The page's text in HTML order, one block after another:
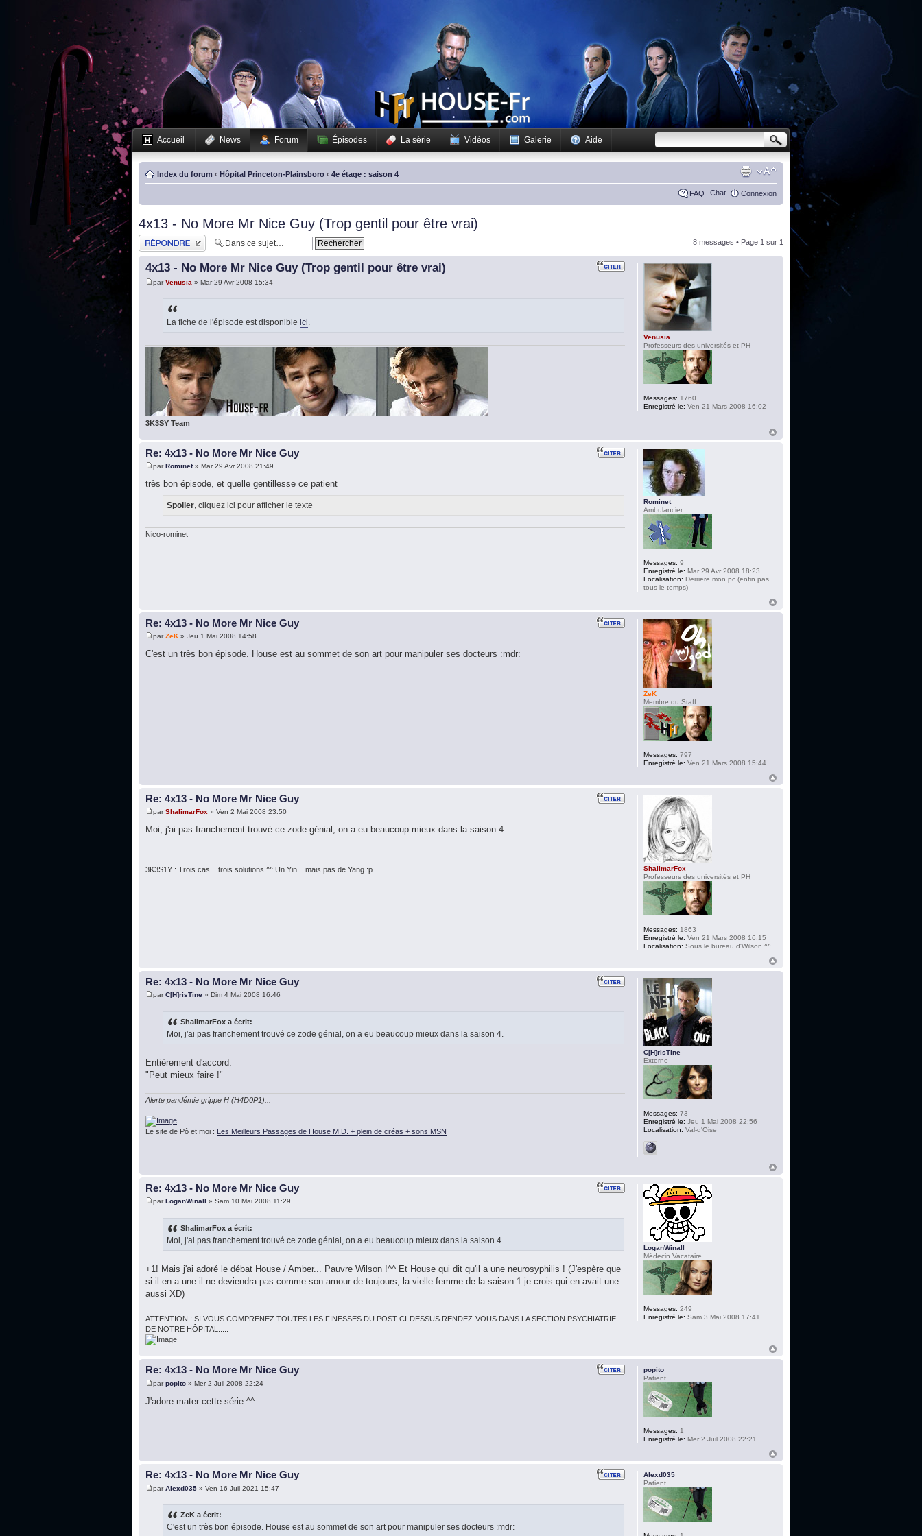
Accueil News Forum Épisodes La série Vidéos Galerie Aide
Index du forum ‹ Hôpital Princeton-Plainsboro ‹ 4e étage : saison 4
FAQ Chat Connexion
4x13 - No More Mr Nice Guy (Trop gentil pour être vrai)
Publier une réponse 8 messages • Page 1 sur 1
4x13 - No More Mr Nice Guy (Trop gentil pour être vrai)
parVenusia » Mar 29 Avr 2008 15:34
La fiche de l'épisode est disponible ici.
3K3SY Team
Venusia
Professeurs des universités et PH
Messages: 1760
Enregistré le: Ven 21 Mars 2008 16:02
Re: 4x13 - No More Mr Nice Guy
par Rominet» Mar 29 Avr 2008 21:49
très bon épisode, et quelle gentillesse ce patient
Spoiler , cliquez ici pour afficher le texte
Nico-rominet
Rominet
Ambulancier
Messages: 9
Enregistré le: Mar 29 Avr 2008 18:23
Localisation: Derriere mon pc (enfin pas
tous le temps)
Re: 4x13 - No More Mr Nice Guy
parZeK » Jeu 1 Mai 2008 14:58
C'est un très bon épisode. House est au sommet de son art pour manipuler ses docteurs :mdr:
ZeK
Membre du Staff
Messages: 797
Enregistré le: Ven 21 Mars 2008 15:44
Re: 4x13 - No More Mr Nice Guy
parShalimarFox » Ven 2 Mai 2008 23:50
Moi, j'ai pas franchement trouvé ce zode génial, on a eu beaucoup mieux dans la saison 4.
3K3S1Y : Trois cas... trois solutions ^^ Un Yin... mais pas de Yang :p
ShalimarFox
Professeurs des universités et PH
Messages: 1863
Enregistré le: Ven 21 Mars 2008 16:15
Localisation: Sous le bureau d'Wilson ^^
Re: 4x13 - No More Mr Nice Guy
parC[H]risTine » Dim 4 Mai 2008 16:46
ShalimarFox a écrit:
Moi, j'ai pas franchement trouvé ce zode génial, on a eu beaucoup mieux dans la saison 4.
Entièrement d'accord.
"Peut mieux faire !"
Alerte pandémie grippe H (H4D0P1)...
Le site de Pô et moi : Les Meilleurs Passages de House M.D. + plein de créas + sons MSN
C[H]risTine
Externe
Messages: 73
Enregistré le: Jeu 1 Mai 2008 22:56
Localisation: Val-d'Oise
Re: 4x13 - No More Mr Nice Guy
par LoganWinall » Sam 10 Mai 2008 11:29
ShalimarFox a écrit:
Moi, j'ai pas franchement trouvé ce zode génial, on a eu beaucoup mieux dans la saison 4.
+1! Mais j'ai adoré le débat House / Amber... Pauvre Wilson !^^ Et House qui dit qu'il a une neurosyphilis ! (J'espère que
si il en a une il ne deviendra pas comme son amour de toujours, la vielle femme de la saison 1 je crois qui en avait une
aussi XD)
ATTENTION : SI VOUS COMPRENEZ TOUTES LES FINESSES DU POST CI-DESSUS RENDEZ-VOUS DANS LA SECTION PSYCHIATRIE
DE NOTRE HÔPITAL.....
LoganWinall
Médecin Vacataire
Messages: 249
Enregistré le: Sam 3 Mai 2008 17:41
Re: 4x13 - No More Mr Nice Guy
parpopito » Mer 2 Juil 2008 22:24
J'adore mater cette série ^^
popito
Patient
Messages: 1
Enregistré le: Mer 2 Juil 2008 22:21
Re: 4x13 - No More Mr Nice Guy
parAlexd035 » Ven 16 Juil 2021 15:47
ZeK a écrit:
C'est un très bon épisode. House est au sommet de son art pour manipuler ses docteurs :mdr:
Alexd035
Patient